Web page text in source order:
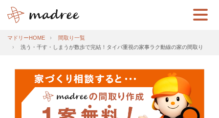
マドリーHOME
間取り一覧
洗う・干す・しまうが数歩で完結！タイパ重視の家事ラク動線の家の間取り